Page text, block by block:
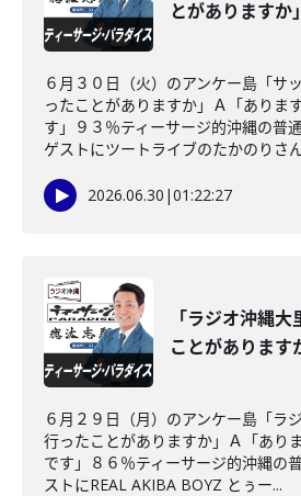
とがありますか」
６月３０日（火）のアンケー島「サ
ったことがありますか」Ａ「ありま
す」９３％ティーサージ的沖縄の普
ゲストにツートライブのたかのりさ
2026.06.30 |01:22:27
「ラジオ沖縄
ことがあります
６月２９日（月）のアンケー島「ラ
行ったことがありますか」Ａ「あり
です」８６％ティーサージ的沖縄の
ストにREAL AKIBA BOYZ とぅー...